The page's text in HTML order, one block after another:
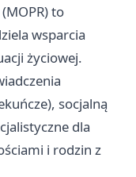
to
wsparcia
życiowej.
socjalną
dla
i rodzin z